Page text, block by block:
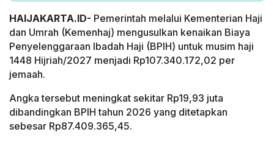
HAIJAKARTA.ID- Pemerintah melalui Kementerian Haji
dan Umrah (Kemenhaj) mengusulkan kenaikan Biaya
Penyelenggaraan Ibadah Haji (BPIH) untuk musim haji
1448 Hijriah/2027 menjadi Rp107.340.172,02 per
jemaah.
Angka tersebut meningkat sekitar Rp19,93 juta
dibandingkan BPIH tahun 2026 yang ditetapkan
sebesar Rp87.409.365,45.